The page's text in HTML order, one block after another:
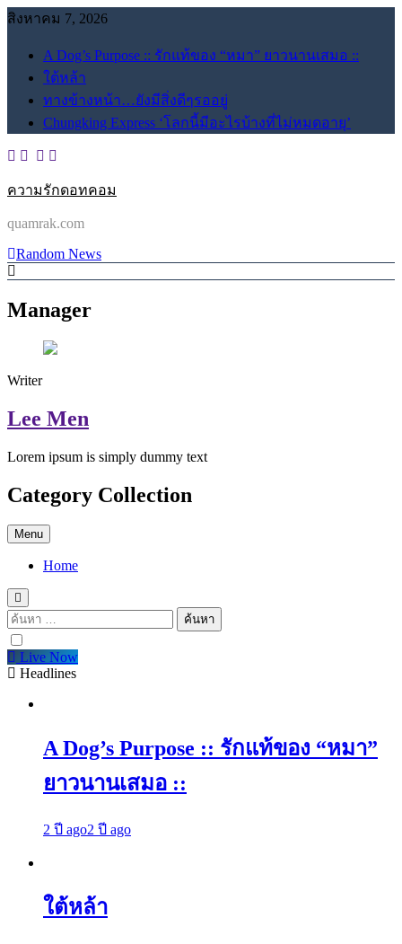
Skip
สิงหาคม 7, 2026
A Dog’s Purpose :: รักแท้ของ “หมา” ยาวนานเสมอ ::
ใต้หล้า
ทางข้างหน้า…ยังมีสิ่งดีๆรออยู่
Chungking Express ‘โลกนี้มีอะไรบ้างที่ไม่หมดอายุ’
ความรักดอทคอม
quamrak.com
Random News
Manager
Writer
Lee Men
Lorem ipsum is simply dummy text
Category Collection
Menu
Home
ค้นหา
สำหรับ:
Live Now
Headlines
A Dog’s Purpose :: รักแท้ของ “หมา”
ยาวนานเสมอ ::
2 ปี ago2 ปี ago
ใต้หล้า